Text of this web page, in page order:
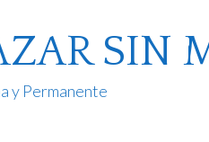
SIN
y Permanente